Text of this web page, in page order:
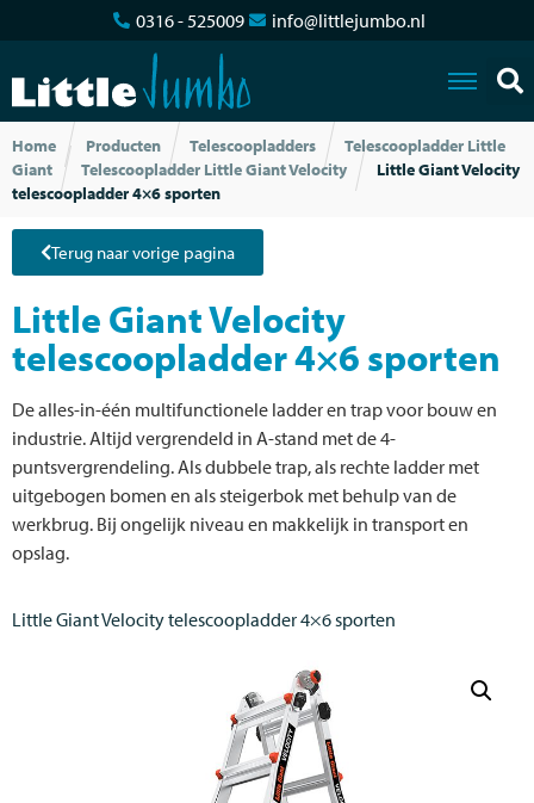
0316 - 525009 info@littlejumbo.nl
Home Producten Telescoopladders
Telescoopladder Little
Giant
Telescoopladder Little Giant Velocity
Little Giant Velocity
telescoopladder 4×6 sporten
Terug naar vorige pagina
Little Giant Velocity
telescoopladder 4×6 sporten
De alles-in-één multifunctionele ladder en trap voor bouw en
industrie. Altijd vergrendeld in A-stand met de 4-
puntsvergrendeling. Als dubbele trap, als rechte ladder met
uitgebogen bomen en als steigerbok met behulp van de
werkbrug. Bij ongelijk niveau en makkelijk in transport en
opslag.
Little Giant Velocity telescoopladder 4×6 sporten